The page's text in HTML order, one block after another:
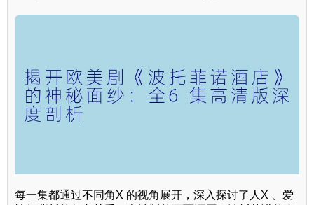
每一集都通过不同角X 的视角展开，深入探讨了人X 、爱